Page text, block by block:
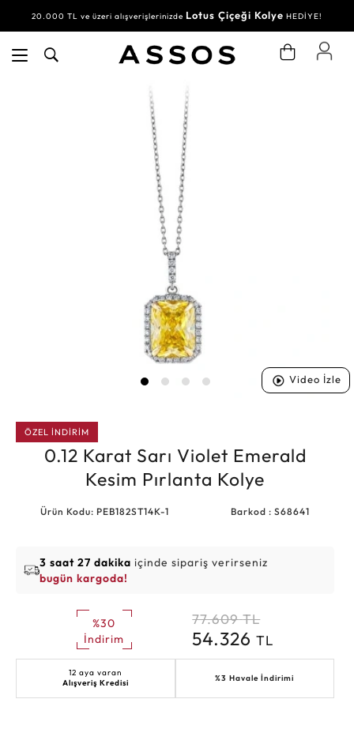
20.000 TL ve üzeri alışverişlerinizde Lotus Çiçeği Kolye HEDİYE!
Video İzle
ÖZEL İNDİRİM
0.12 Karat Sarı Violet Emerald
Kesim Pırlanta Kolye
Ürün Kodu: PEB182ST14K-1 Barkod : S68641
3 saat 27 dakika içinde sipariş verirseniz
bugün kargoda!
%30
İndirim
77.609 TL
54.326TL
12 aya varan
Alışveriş Kredisi
%3 Havale İndirimi